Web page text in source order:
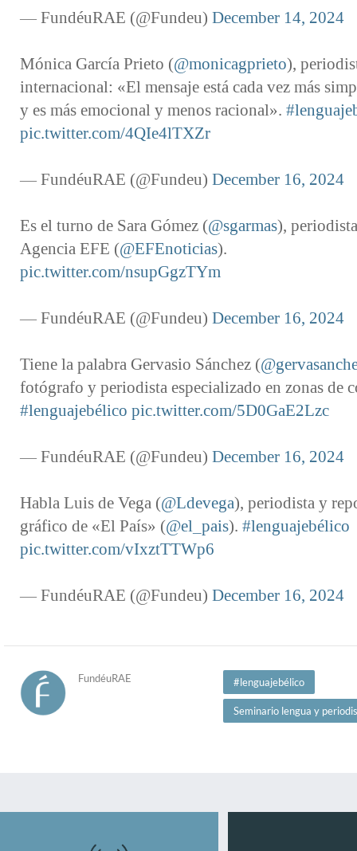
— FundéuRAE (@Fundeu) December 14, 2024
Mónica García Prieto (@monicagprieto),
internacional: «El mensaje está cada vez más
y es más emocional y menos racional».
pic.twitter.com/4QIe4lTXZr
— FundéuRAE (@Fundeu) December 16, 2024
Es el turno de Sara Gómez (@sgarmas),
Agencia EFE (@EFEnoticias).
pic.twitter.com/nsupGgzTYm
— FundéuRAE (@Fundeu) December 16, 2024
Tiene la palabra Gervasio Sánchez (
fotógrafo y periodista especializado en zonas de
#lenguajebélico pic.twitter.com/5D0GaE2Lzc
— FundéuRAE (@Fundeu) December 16, 2024
Habla Luis de Vega (@Ldevega), periodista y
gráfico de «El País» (@el_pais). #lenguajebélico
pic.twitter.com/vIxztTTWp6
— FundéuRAE (@Fundeu) December 16, 2024
FundéuRAE #lenguajebélico
Seminario lengua y